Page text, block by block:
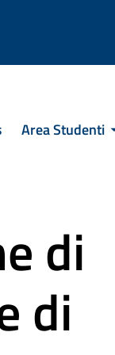
Area Studenti
di
di